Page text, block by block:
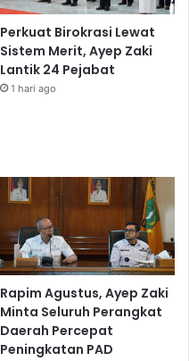
Perkuat Birokrasi Lewat
Sistem Merit, Ayep Zaki
Lantik 24 Pejabat
1 hari ago
Rapim Agustus, Ayep Zaki
Minta Seluruh Perangkat
Daerah Percepat
Peningkatan PAD